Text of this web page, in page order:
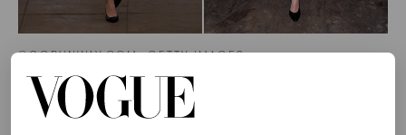
©GORUNWAY.COM, GETTY IMAGES
LEES OOK